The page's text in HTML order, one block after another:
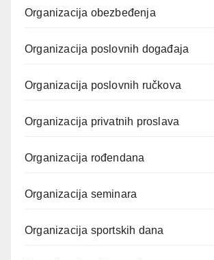
Organizacija obezbeđenja
Organizacija poslovnih događaja
Organizacija poslovnih ručkova
Organizacija privatnih proslava
Organizacija rođendana
Organizacija seminara
Organizacija sportskih dana